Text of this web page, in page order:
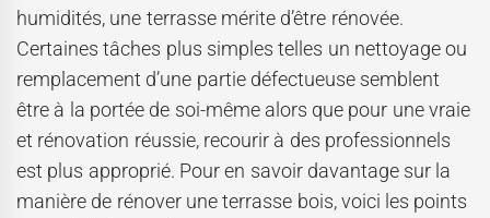
humidités, une terrasse mérite d’être rénovée.
Certaines tâches plus simples telles un nettoyage ou
remplacement d’une partie défectueuse semblent
être à la portée de soi-même alors que pour une vraie
et rénovation réussie, recourir à des professionnels
est plus approprié. Pour en savoir davantage sur la
manière de rénover une terrasse bois, voici les points